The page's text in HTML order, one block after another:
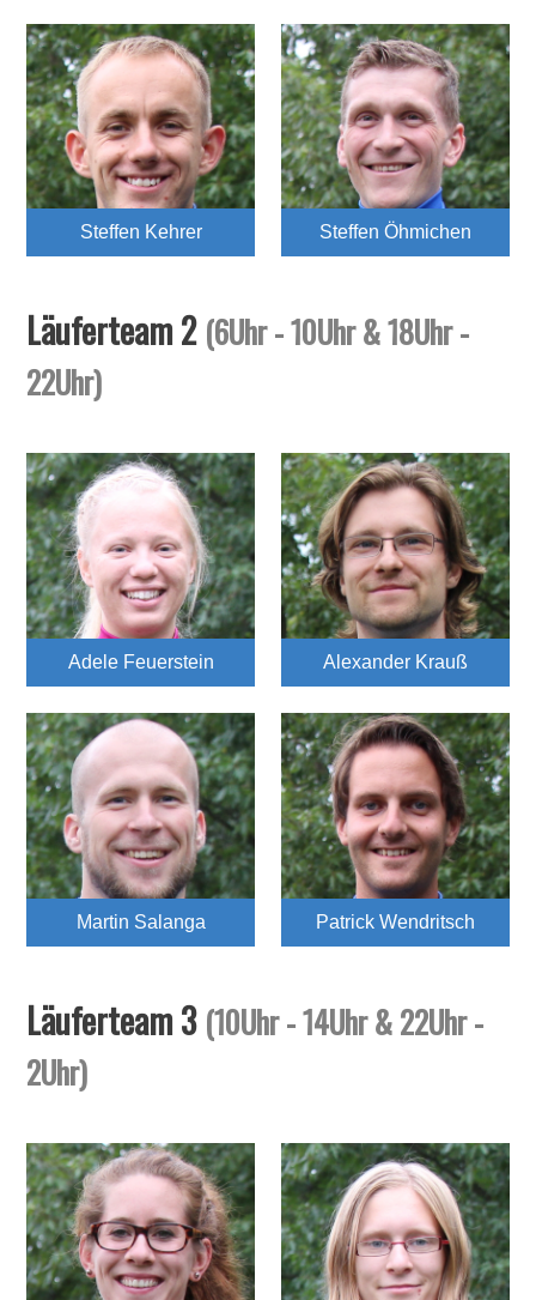
Steffen Kehrer Steffen Öhmichen
Läuferteam 2 (6Uhr - 10Uhr & 18Uhr -
22Uhr)
Adele Feuerstein Alexander Krauß
Martin Salanga Patrick Wendritsch
Läuferteam 3 (10Uhr - 14Uhr & 22Uhr -
2Uhr)